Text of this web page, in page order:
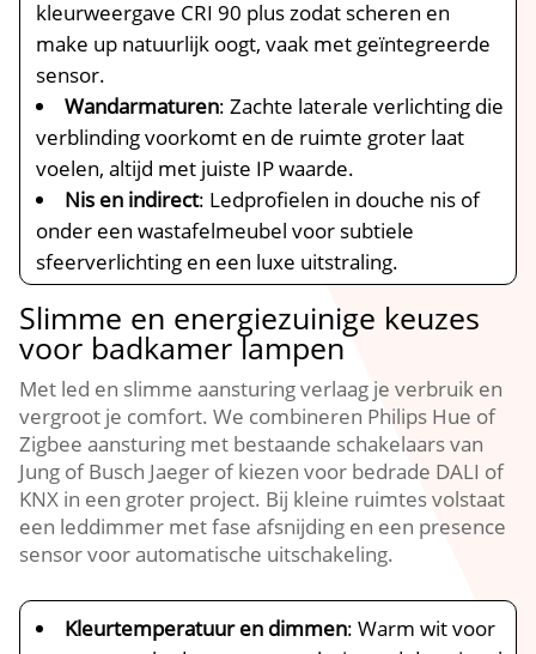
kleurweergave CRI 90 plus zodat scheren en
make up natuurlijk oogt, vaak met geïntegreerde
sensor.​
Wandarmaturen: Zachte laterale verlichting die
verblinding voorkomt en de ruimte groter laat
voelen, altijd met juiste IP waarde.​
Nis en indirect: Ledprofielen in douche nis of
onder een wastafelmeubel voor subtiele
sfeerverlichting en een luxe uitstraling.​
Slimme en energiezuinige keuzes
voor badkamer lampen
Met led en slimme aansturing verlaag je verbruik en
vergroot je comfort.​ We combineren Philips Hue of
Zigbee aansturing met bestaande schakelaars van
Jung of Busch Jaeger of kiezen voor bedrade DALI of
KNX in een groter project.​ Bij kleine ruimtes volstaat
een leddimmer met fase afsnijding en een presence
sensor voor automatische uitschakeling.​
Kleurtemperatuur en dimmen: Warm wit voor